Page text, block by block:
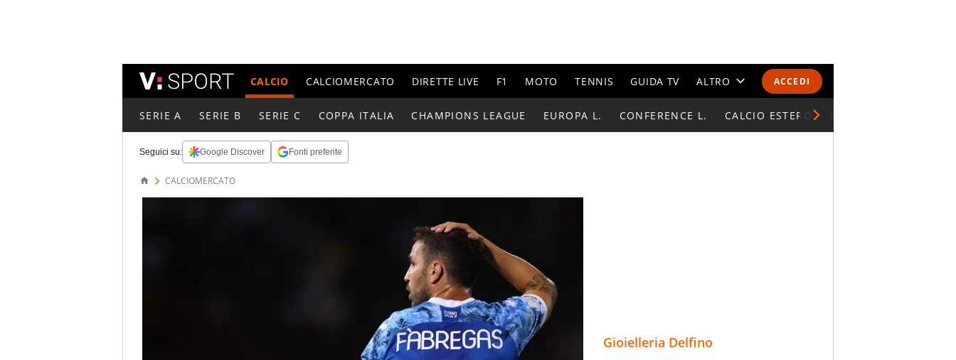
ACCEDI
CALCIO CALCIOMERCATO DIRETTE LIVE F1 MOTO TENNIS GUIDA TV ALTRO
CALENDARI E CLASSIFICHE
SERIE A SERIE B SERIE C COPPA ITALIA CHAMPIONS LEAGUE EUROPA L. CONFERENCE L. CALCIO ESTERO
Seguici su: Google Discover Fonti preferite
CALCIOMERCATO
Gioielleria Delfino